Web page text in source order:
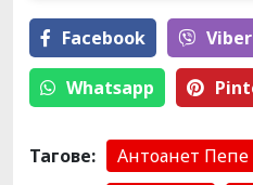
Facebook Viber
Whatsapp
Тагове: Антоанет Пепе